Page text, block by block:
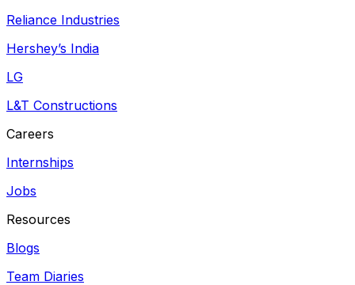
Reliance Industries
Hershey’s India
LG
L&T Constructions
Careers
Internships
Jobs
Resources
Blogs
Team Diaries